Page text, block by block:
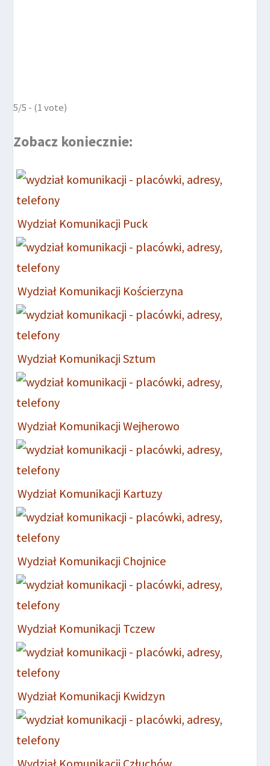
5/5 - (1 vote)
Zobacz koniecznie:
Wydział Komunikacji Puck
Wydział Komunikacji Kościerzyna
Wydział Komunikacji Sztum
Wydział Komunikacji Wejherowo
Wydział Komunikacji Kartuzy
Wydział Komunikacji Chojnice
Wydział Komunikacji Tczew
Wydział Komunikacji Kwidzyn